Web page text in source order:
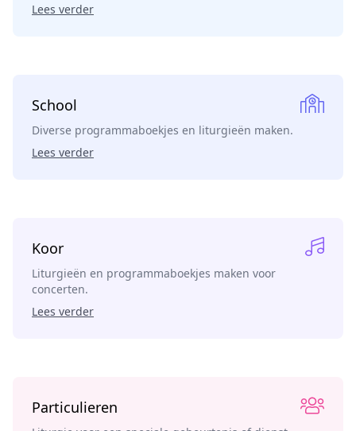
Lees verder
School
Diverse programmaboekjes en liturgieën maken.
Lees verder
Koor
Liturgieën en programmaboekjes maken voor
concerten.
Lees verder
Particulieren